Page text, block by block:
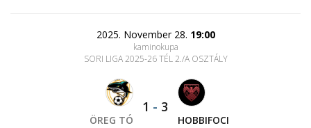
2025. November 28. 19:00
kaminokupa
SORI LIGA 2025-26 TÉL 2./A OSZTÁLY
ÖREG TÓ
1 - 3
HOBBIFOCI